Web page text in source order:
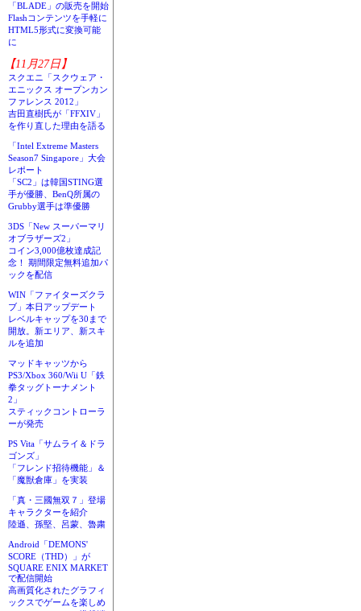
「BLADE」の販売を開始
Flashコンテンツを手軽に
HTML5形式に変換可能
に
【11月27日】
スクエニ「スクウェア・
エニックス オープンカン
ファレンス 2012」
吉田直樹氏が「FFXIV」
を作り直した理由を語る
「Intel Extreme Masters
Season7 Singapore」大会
レポート
「SC2」は韓国STING選
手が優勝、BenQ所属の
Grubby選手は準優勝
3DS「New スーパーマリ
オブラザーズ2」
コイン3,000億枚達成記
念！ 期間限定無料追加パ
ックを配信
WIN「ファイターズクラ
ブ」本日アップデート
レベルキャップを30まで
開放。新エリア、新スキ
ルを追加
マッドキャッツから
PS3/Xbox 360/Wii U「鉄
拳タッグトーナメント
2」
スティックコントローラ
ーが発売
PS Vita「サムライ＆ドラ
ゴンズ」
「フレンド招待機能」＆
「魔獣倉庫」を実装
「真・三國無双７」登場
キャラクターを紹介
陸遜、孫堅、呂蒙、魯粛
Android「DEMONS'
SCORE（THD）」が
SQUARE ENIX MARKET
で配信開始
高画質化されたグラフィ
ックスでゲームを楽しめ